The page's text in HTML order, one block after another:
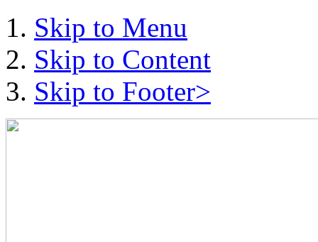
Skip to Menu
Skip to Content
Skip to Footer>